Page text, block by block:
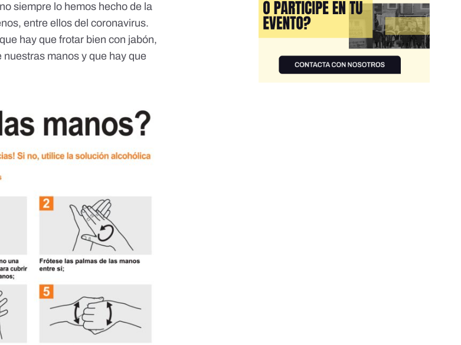
siempre lo hemos hecho de la
entre ellos del coronavirus.
hay que frotar bien con jabón,
manos y que hay que